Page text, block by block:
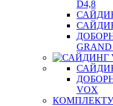
D4,8
VOX